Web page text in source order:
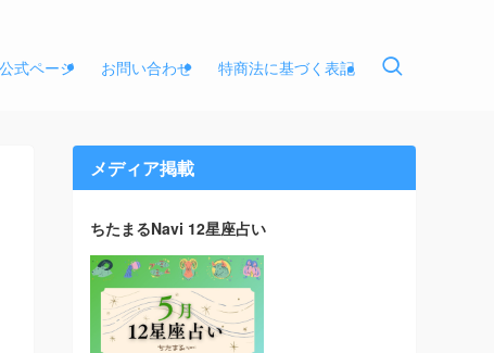
式ページ お問い合わせ 特商法に基づく表記
メディア掲載
ちたまるNavi 12星座占い